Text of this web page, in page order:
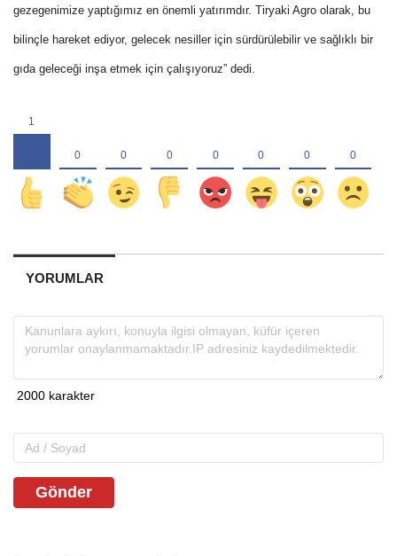
gezegenimize yaptığımız en önemli yatırımdır. Tiryaki Agro olarak, bu
bilinçle hareket ediyor, gelecek nesiller için sürdürülebilir ve sağlıklı bir
gıda geleceği inşa etmek için çalışıyoruz” dedi.
YORUMLAR
Gönder